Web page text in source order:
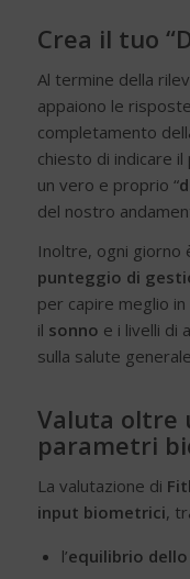
Crea il tuo
Al termine della
appaiono le
completamento
chiesto di indicare
un vero e proprio “
del nostro
Inoltre, ogni giorno
punteggio di
per capire meglio
il sonno e i livelli di
sulla salute
Valuta oltre
parametri
La valutazione di
input biometrici,
l’equilibrio